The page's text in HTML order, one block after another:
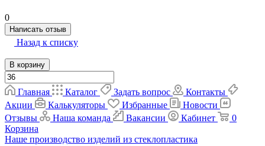
0
Написать отзыв
Назад к списку
В корзину
Главная Каталог Задать вопрос
Контакты
Акции
Калькуляторы Избранные
Новости
Отзывы
Наша команда Вакансии Кабинет
0
Корзина
Наше производство изделий из стеклопластика